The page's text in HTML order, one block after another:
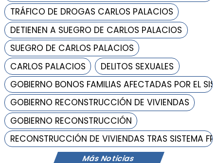
Más Noticias
TRÁFICO DE DROGAS CARLOS PALACIOS
DETIENEN A SUEGRO DE CARLOS PALACIOS
SUEGRO DE CARLOS PALACIOS
CARLOS PALACIOS
DELITOS SEXUALES
GOBIERNO BONOS FAMILIAS AFECTADAS POR EL
GOBIERNO RECONSTRUCCIÓN DE VIVIENDAS
GOBIERNO RECONSTRUCCIÓN
RECONSTRUCCIÓN DE VIVIENDAS TRAS SISTEMA